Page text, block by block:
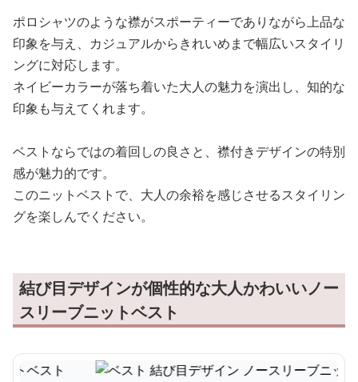
ポロシャツのような襟がスポーティーでありながら上品な
印象を与え、カジュアルからきれいめまで幅広いスタイリ
ングに対応します。
ネイビーカラーが落ち着いた大人の魅力を演出し、知的な
印象も与えてくれます。
ベストならではの着回しの良さと、襟付きデザインの特別
感が魅力的です。
このニットベストで、大人の余裕を感じさせるスタイリン
グを楽しんでください。
結び目デザインが個性的な大人かわいいノー
スリーブニットベスト